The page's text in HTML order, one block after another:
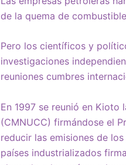
de la quema de
Pero los científicos y
investigaciones
reuniones cumbres
En 1997 se reunió en
(CMNUCC) firmándose el
reducir las emisiones de
países industrializados